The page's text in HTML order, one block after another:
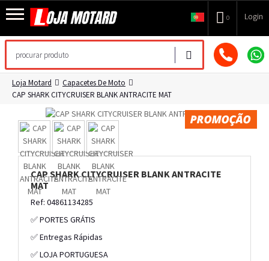
0 Login
Loja Motard
Capacetes De Moto
CAP SHARK CITYCRUISER BLANK ANTRACITE MAT
CAP SHARK CITYCRUISER BLANK ANTRACITE
MAT
Ref: 04861134285
✅ PORTES GRÁTIS
✅ Entregas Rápidas
✅ LOJA PORTUGUESA